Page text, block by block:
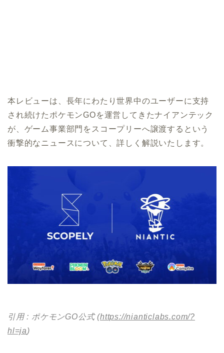
本レビューは、長年にわたり世界中のユーザーに支持
され続けたポケモンGOを運営してきたナイアンテック
が、ゲーム事業部門をスコープリーへ譲渡するという
衝撃的なニュースについて、詳しく解説いたします。
引用 : ポケモンGO公式 (https://nianticlabs.com/?
hl=ja)